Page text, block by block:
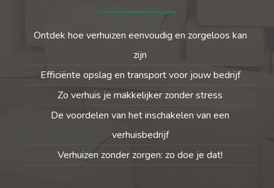
Ontdek hoe verhuizen eenvoudig en zorgeloos kan
zijn
Efficiënte opslag en transport voor jouw bedrijf
Zo verhuis je makkelijker zonder stress
De voordelen van het inschakelen van een
verhuisbedrijf
Verhuizen zonder zorgen: zo doe je dat!